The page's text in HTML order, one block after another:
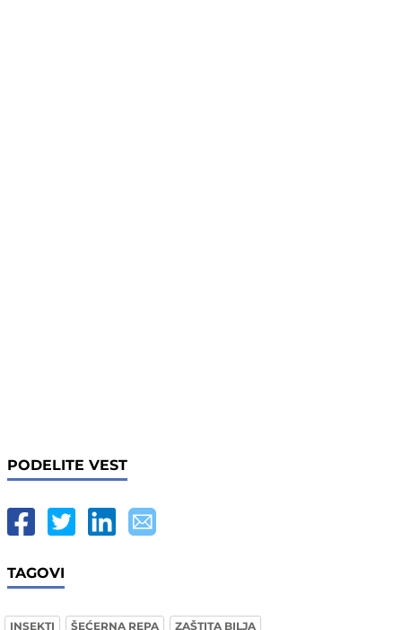
PODELITE VEST
TAGOVI
INSEKTI ŠEĆERNA REPA ZAŠTITA BILJA